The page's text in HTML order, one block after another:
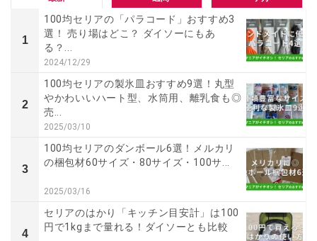
1
100均セリアの「パラコード」おすすめ3
選！ 売り場はどこ？ ダイソーにもあ
る？...
2024/12/29
2
100均セリアの製氷皿おすすめ9選！丸型
やかわいいハート型、水筒用、離乳食も◎
売...
2025/03/10
3
100均セリアのダンボール6選！メルカリ
の梱包材60サイズ・80サイズ・100サ...
2025/03/16
4
セリアのはかり「キッチン目安計」は100
円で1kgまで量れる！ダイソーとも比較